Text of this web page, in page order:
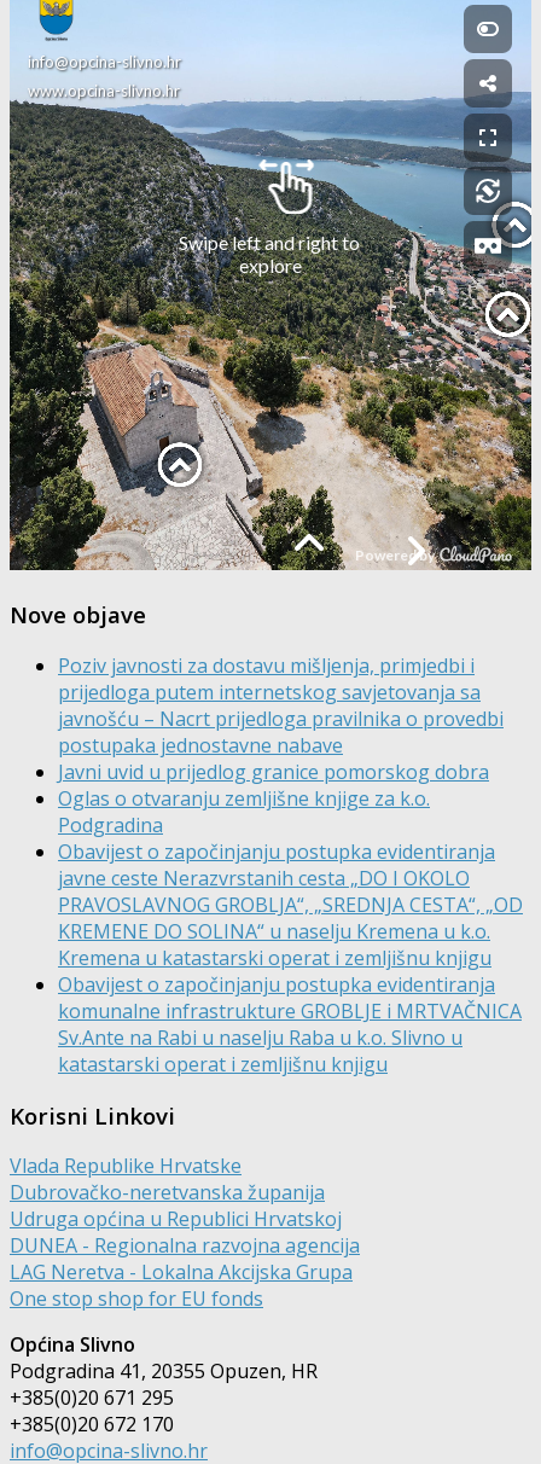
Nove objave
Poziv javnosti za dostavu mišljenja, primjedbi i
prijedloga putem internetskog savjetovanja sa
javnošću – Nacrt prijedloga pravilnika o provedbi
postupaka jednostavne nabave
Javni uvid u prijedlog granice pomorskog dobra
Oglas o otvaranju zemljišne knjige za k.o.
Podgradina
Obavijest o započinjanju postupka evidentiranja
javne ceste Nerazvrstanih cesta „DO I OKOLO
PRAVOSLAVNOG GROBLJA“, „SREDNJA CESTA“, „OD
KREMENE DO SOLINA“ u naselju Kremena u k.o.
Kremena u katastarski operat i zemljišnu knjigu
Obavijest o započinjanju postupka evidentiranja
komunalne infrastrukture GROBLJE i MRTVAČNICA
Sv.Ante na Rabi u naselju Raba u k.o. Slivno u
katastarski operat i zemljišnu knjigu
Korisni Linkovi
Vlada Republike Hrvatske
Dubrovačko-neretvanska županija
Udruga općina u Republici Hrvatskoj
DUNEA - Regionalna razvojna agencija
LAG Neretva - Lokalna Akcijska Grupa
One stop shop for EU fonds
Općina Slivno
Podgradina 41, 20355 Opuzen, HR
+385(0)20 671 295
+385(0)20 672 170
info@opcina-slivno.hr